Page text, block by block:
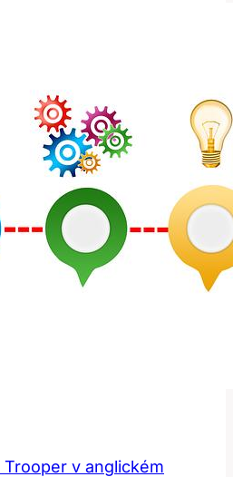
v anglickém